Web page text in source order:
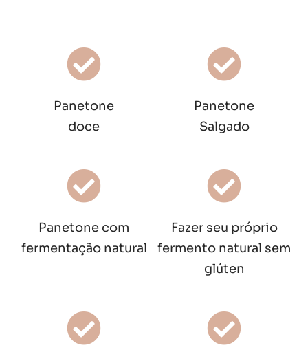
Panetone
doce
Panetone
Salgado
Panetone com
fermentação natural
Fazer seu próprio
fermento natural sem
glúten